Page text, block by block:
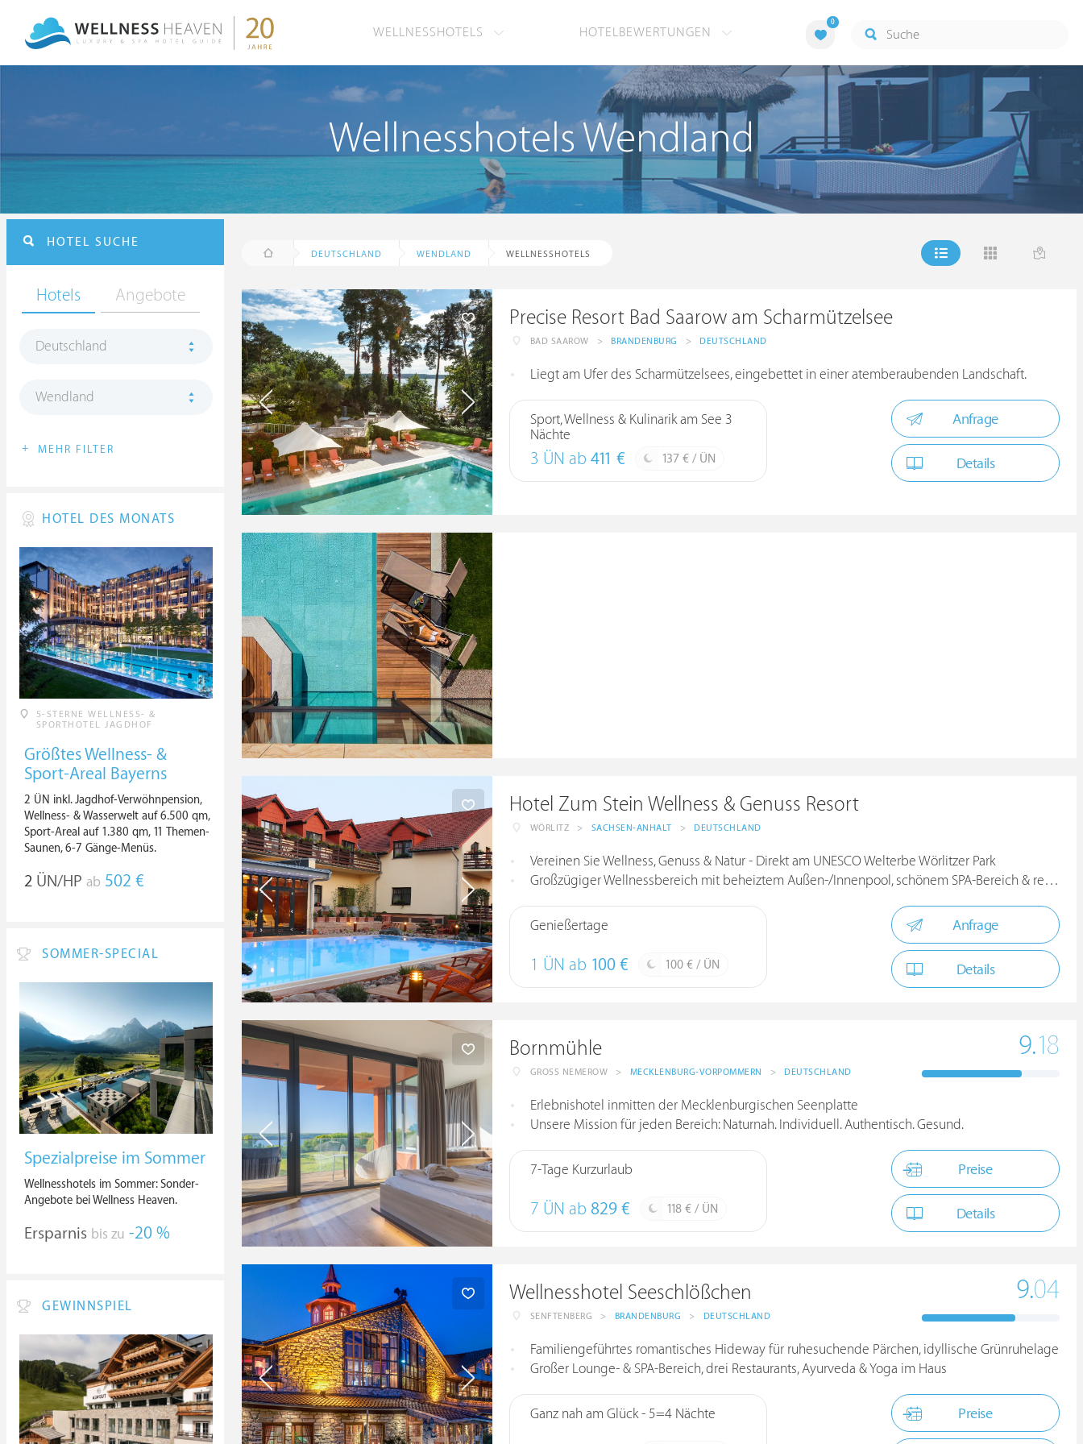
WELLNESSHOTELS HOTELBEWERTUNGEN
0
Wellnesshotels Wendland
DEUTSCHLAND WENDLAND WELLNESSHOTELS
Precise Resort Bad Saarow am Scharmützelsee
BAD SAAROW > BRANDENBURG > DEUTSCHLAND
Liegt am Ufer des Scharmützelsees, eingebettet in einer atemberaubenden Landschaft.
Sport, Wellness & Kulinarik am See 3
Nächte
3 ÜN ab 411 € 137 € / ÜN
Anfrage
Details
Hotel Zum Stein Wellness & Genuss Resort
WÖRLITZ > SACHSEN-ANHALT > DEUTSCHLAND
Vereinen Sie Wellness, Genuss & Natur - Direkt am UNESCO Welterbe Wörlitzer Park
Großzügiger Wellnessbereich mit beheiztem Außen-/Innenpool, schönem SPA-Bereich & regionaler Küche
Genießertage
1 ÜN ab 100 € 100 € / ÜN
Anfrage
Details
Bornmühle
GROSS NEMEROW > MECKLENBURG-VORPOMMERN > DEUTSCHLAND
9.18
Erlebnishotel inmitten der Mecklenburgischen Seenplatte
Unsere Mission für jeden Bereich: Naturnah. Individuell. Authentisch. Gesund.
7-Tage Kurzurlaub
7 ÜN ab 829 € 118 € / ÜN
Preise
Details
Wellnesshotel Seeschlößchen
SENFTENBERG > BRANDENBURG > DEUTSCHLAND
9.04
Familiengeführtes romantisches Hideway für ruhesuchende Pärchen, idyllische Grünruhelage
Großer Lounge- & SPA-Bereich, drei Restaurants, Ayurveda & Yoga im Haus
Ganz nah am Glück - 5=4 Nächte Preise
HOTEL SUCHE
Hotels Angebote
Deutschland
Wendland
+ MEHR FILTER
HOTEL DES MONATS
5-STERNE WELLNESS- &
SPORTHOTEL JAGDHOF
Größtes Wellness- &
Sport-Areal Bayerns
2 ÜN inkl. Jagdhof-Verwöhnpension,
Wellness- & Wasserwelt auf 6.500 qm,
Sport-Areal auf 1.380 qm, 11 Themen-
Saunen, 6-7 Gänge-Menüs.
2 ÜN/HP ab 502 €
SOMMER-SPECIAL
Spezialpreise im Sommer
Wellnesshotels im Sommer: Sonder-
Angebote bei Wellness Heaven.
Ersparnis bis zu -20 %
GEWINNSPIEL